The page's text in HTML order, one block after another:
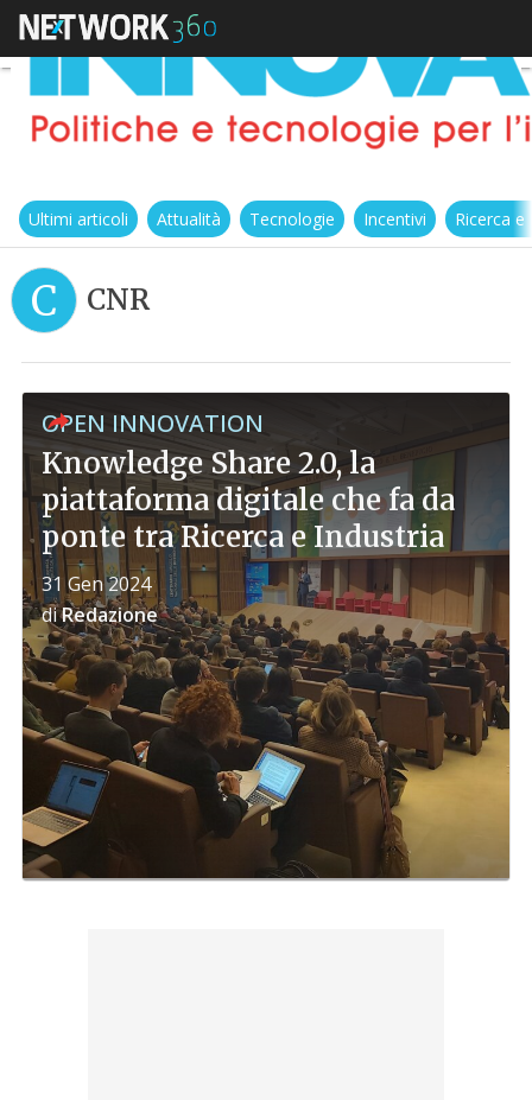
Ultimi articoli Attualità Tecnologie Incentivi Ricerca
C CNR
OPEN INNOVATION
Knowledge Share 2.0, la
piattaforma digitale che fa da
ponte tra Ricerca e Industria
31 Gen 2024
diRedazione